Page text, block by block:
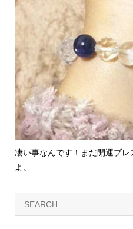
凄い事なんです！まだ開運ブ
よ。